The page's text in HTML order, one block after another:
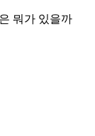
뭐가 있을까